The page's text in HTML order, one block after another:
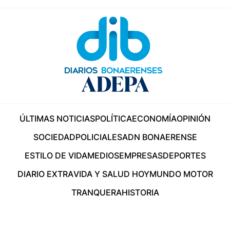
ÚLTIMAS NOTICIASPOLÍTICAECONOMÍAOPINIÓN
SOCIEDADPOLICIALESADN BONAERENSE
ESTILO DE VIDAMEDIOSEMPRESASDEPORTES
DIARIO EXTRAVIDA Y SALUD HOYMUNDO MOTOR
TRANQUERAHISTORIA